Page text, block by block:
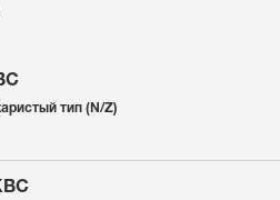
тип (N/Z)